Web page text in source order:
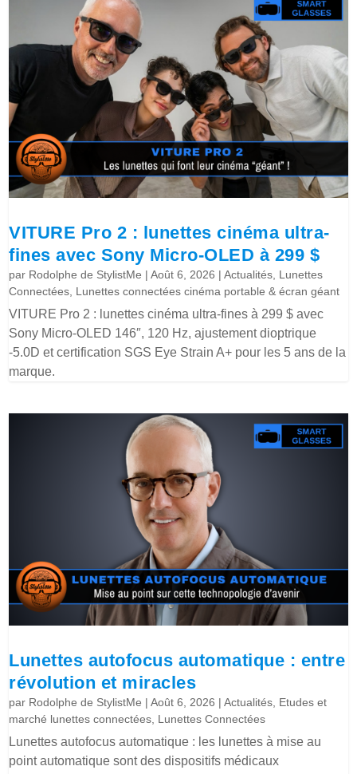
VITURE Pro 2 : lunettes cinéma ultra-
fines avec Sony Micro-OLED à 299 $
par Rodolphe de StylistMe |Août 6, 2026 |Actualités, Lunettes
Connectées, Lunettes connectées cinéma portable & écran géant
VITURE Pro 2 : lunettes cinéma ultra-fines à 299 $ avec
Sony Micro-OLED 146″, 120 Hz, ajustement dioptrique
-5.0D et certification SGS Eye Strain A+ pour les 5 ans de la
marque.
Lunettes autofocus automatique : entre
révolution et miracles
par Rodolphe de StylistMe |Août 6, 2026 |Actualités, Etudes et
marché lunettes connectées, Lunettes Connectées
Lunettes autofocus automatique : les lunettes à mise au
point automatique sont des dispositifs médicaux